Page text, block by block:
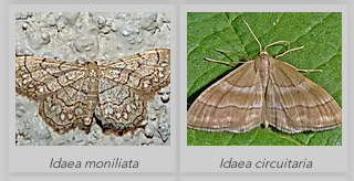
Idaea moniliata Idaea circuitaria